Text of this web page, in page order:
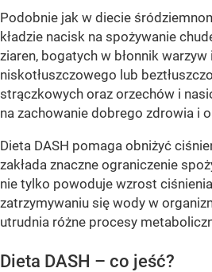
Podobnie jak w diecie
kładzie nacisk na spożywanie
ziaren, bogatych w błonnik
niskotłuszczowego lub
strączkowych oraz orzechów i
na zachowanie dobrego zdrowia i
Dieta DASH pomaga obniżyć
zakłada znaczne ograniczenie
nie tylko powoduje wzrost
zatrzymywaniu się wody w
utrudnia różne procesy
Dieta DASH – co jeść?